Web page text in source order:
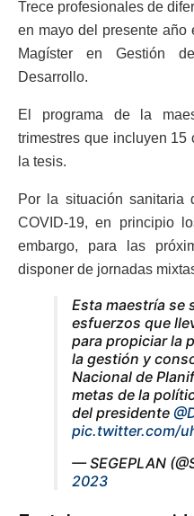
Trece profesionales de
en mayo del presente año
Magíster en Gestión
Desarrollo.
El programa de la
trimestres que incluyen 15
la tesis.
Por la situación sanitaria
COVID-19, en principio
embargo, para las
disponer de jornadas
Esta maestría se
esfuerzos que
para propiciar la
la gestión y
Nacional de
metas de la
del presidente
pic.twitter.com/
— SEGEPLAN
2023